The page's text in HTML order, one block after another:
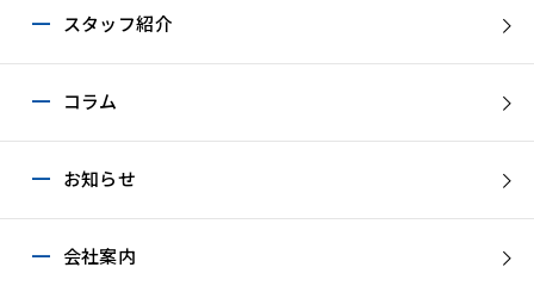
スタッフ紹介
コラム
お知らせ
会社案内